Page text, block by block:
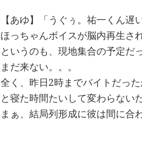
【あゆ】「うぐぅ。祐一くん遅
ほっちゃんボイスが脳内再生さ
というのも、現地集合の予定だ
まだ来ない。。。
全く、昨日2時までバイトだっ
と寝た時間たいして変わらない
まぁ、結局列形成に彼は間に合